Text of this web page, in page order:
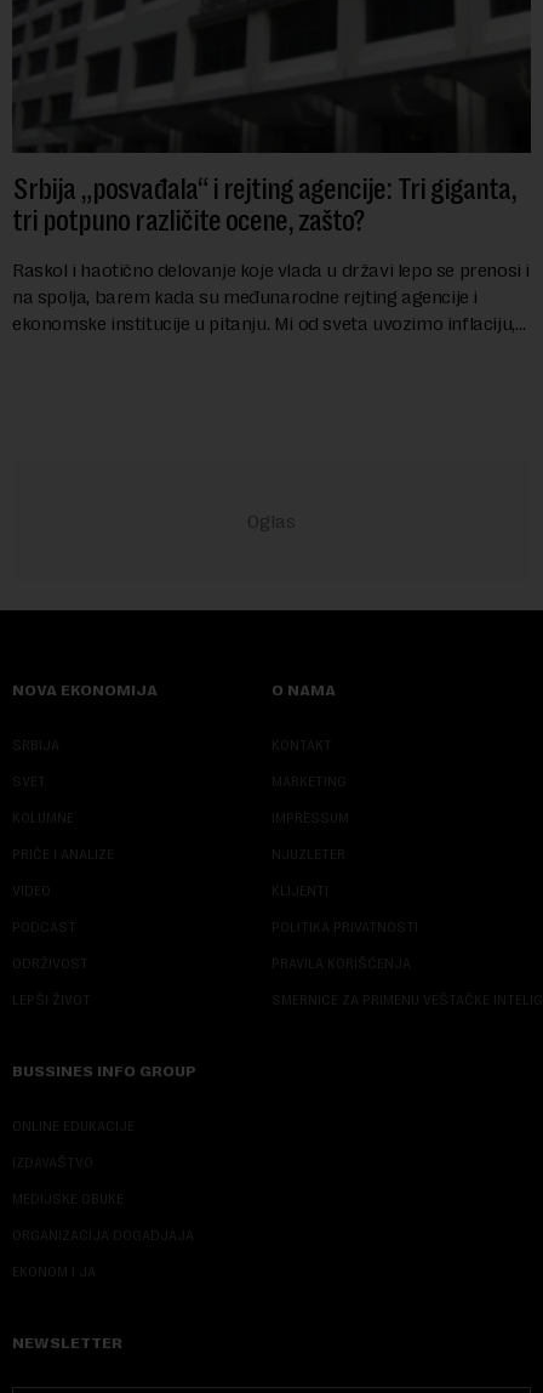
Srbija „posvađala“ i rejting agencije: Tri giganta,
tri potpuno različite ocene, zašto?
Raskol i haotično delovanje koje vlada u državi lepo se prenosi i
na spolja, barem kada su međunarodne rejting agencije i
ekonomske institucije u pitanju. Mi od sveta uvozimo inflaciju,
NOVA EKONOMIJA
SRBIJA
SVET
KOLUMNE
PRIČE I ANALIZE
VIDEO
PODCAST
ODRŽIVOST
LEPŠI ŽIVOT
O NAMA
KONTAKT
MARKETING
IMPRESSUM
NJUZLETER
KLIJENTI
POLITIKA PRIVATNOSTI
PRAVILA KORIŠĆENJA
SMERNICE ZA PRIMENU VEŠTAČKE
BUSSINES INFO GROUP
ONLINE EDUKACIJE
IZDAVAŠTVO
MEDIJSKE OBUKE
ORGANIZACIJA DOGADJAJA
EKONOM I JA
NEWSLETTER